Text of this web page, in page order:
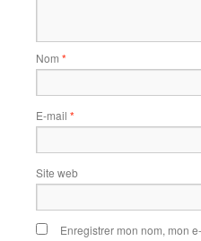
Nom *
E-mail *
Site web
Enregistrer mon nom, mon